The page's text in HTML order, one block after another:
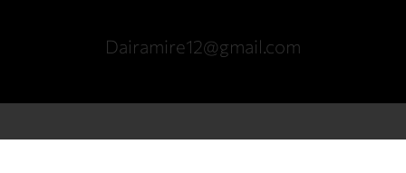
Dairamire12@gmail.com